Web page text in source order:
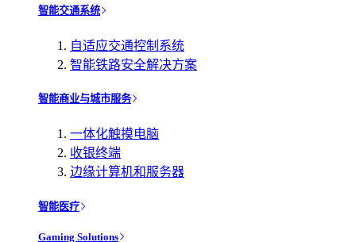
智能交通系统
自适应交通控制系统
智能铁路安全解决方案
智能商业与城市服务
一体化触摸电脑
收银终端
边缘计算机和服务器
智能医疗
Gaming Solutions